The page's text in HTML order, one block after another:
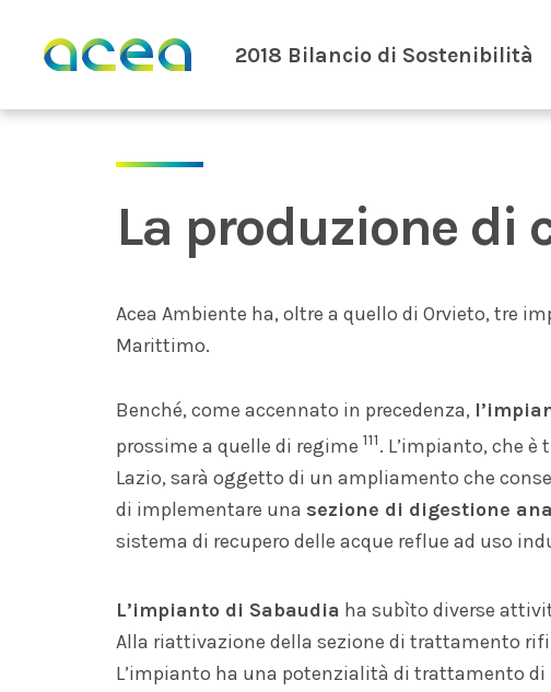
2018 Bilancio di Sostenibilità
La produzione
Acea Ambiente ha, oltre a quello di Orvieto, tre
Marittimo.
Benché, come accennato in precedenza,
prossime a quelle di regime 111. L’impianto, che
Lazio, sarà oggetto di un ampliamento che
di implementare una sezione di digestione
sistema di recupero delle acque reflue ad uso
L’impianto di Sabaudia ha subìto diverse
Alla riattivazione della sezione di trattamento
L’impianto ha una potenzialità di trattamento di